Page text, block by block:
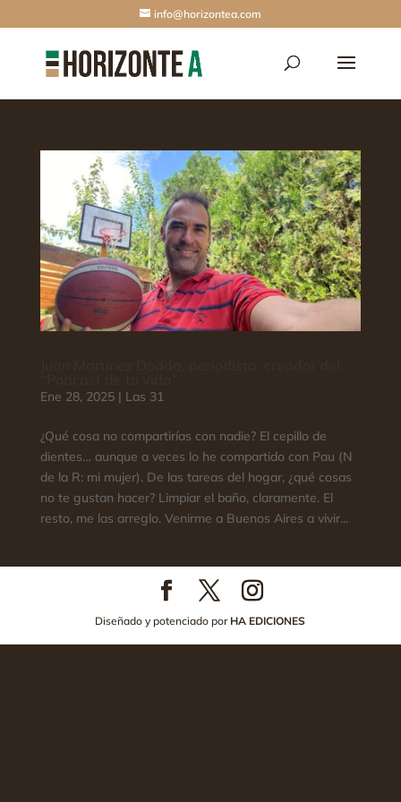
info@horizontea.com
Ene 28, 2025| Las 31
¿Qué cosa no compartirías con nadie? El cepillo de
dientes… aunque a veces lo he compartido con Pau (N
de la R: mi mujer). De las tareas del hogar, ¿qué cosas
no te gustan hacer? Limpiar el baño, claramente. El
resto, me las arreglo. Venirme a Buenos Aires a vivir...
Diseñado y potenciado por HA EDICIONES